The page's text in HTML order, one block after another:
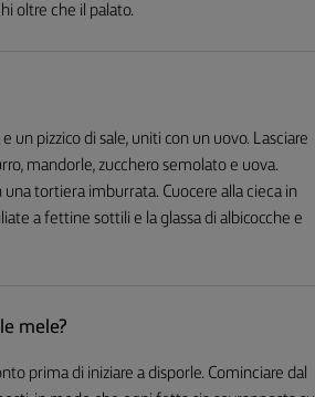
oltre che il palato.
un pizzico di sale, uniti con un uovo. Lasciare
mandorle, zucchero semolato e uova.
tortiera imburrata. Cuocere alla cieca in
a fettine sottili e la glassa di albicocche e
mele?
prima di iniziare a disporle. Cominciare dal